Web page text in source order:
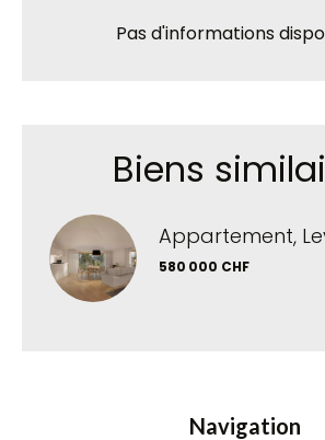
Pas d'informations
Biens
Appartement,
580 000 CHF
Navigation